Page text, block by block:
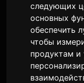
следующих
основных
обеспечить
чтобы
продуктам и
две позиции и
ними,GIRLSET
дебют недели
вошел на 2-ю
недели, трек
место